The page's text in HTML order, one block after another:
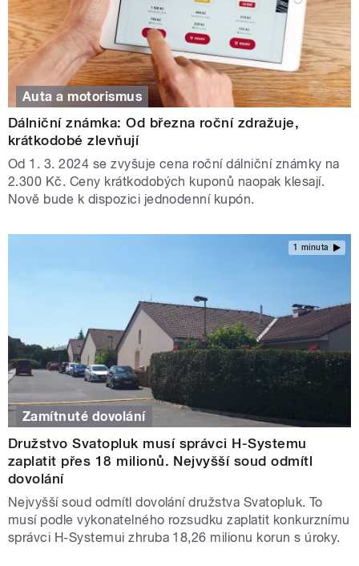
Auta a motorismus
Dálniční známka: Od března roční zdražuje,
krátkodobé zlevňují
Od 1. 3. 2024 se zvyšuje cena roční dálniční známky na
2.300 Kč. Ceny krátkodobých kuponů naopak klesají.
Nově bude k dispozici jednodenní kupón.
1 minuta
Zamítnuté dovolání
Družstvo Svatopluk musí správci H-Systemu
zaplatit přes 18 milionů. Nejvyšší soud odmítl
dovolání
Nejvyšší soud odmítl dovolání družstva Svatopluk. To
musí podle vykonatelného rozsudku zaplatit konkurznímu
správci H-Systemui zhruba 18,26 milionu korun s úroky.